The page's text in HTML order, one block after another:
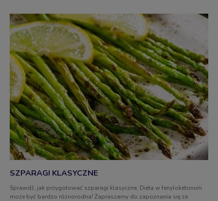
SZPARAGI KLASYCZNE
Sprawdź, jak przygotować szparagi klasyczne. Dieta w fenyloketonurii
może być bardzo różnorodna! Zapraszamy do zapoznania się ze